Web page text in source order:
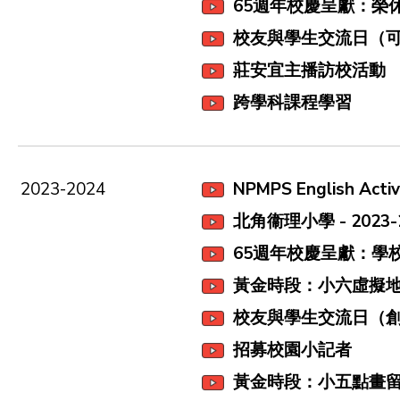
65週年校慶呈獻：榮
校友與學生交流日（
莊安宜主播訪校活動
跨學科課程學習
2023-2024
NPMPS English
北角衞理小學 -
65週年校慶呈獻：學
黃金時段：小六虛擬
校友與學生交流日（
招募校園小記者
黃金時段：小五點畫